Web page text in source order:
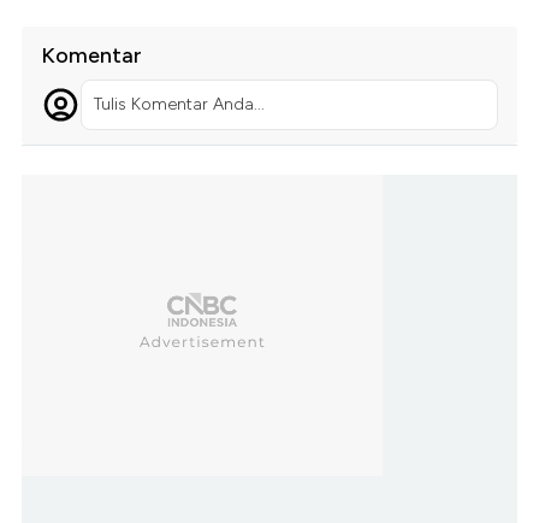
Komentar
Tulis Komentar Anda...